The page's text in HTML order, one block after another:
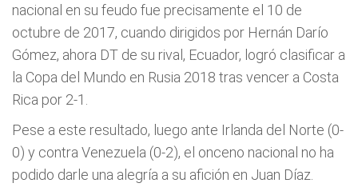
nacional en su feudo fue precisamente el 10 de
octubre de 2017, cuando dirigidos por Hernán Darío
Gómez, ahora DT de su rival, Ecuador, logró clasificar a
la Copa del Mundo en Rusia 2018 tras vencer a Costa
Rica por 2-1.
Pese a este resultado, luego ante Irlanda del Norte (0-
0) y contra Venezuela (0-2), el onceno nacional no ha
podido darle una alegría a su afición en Juan Díaz.